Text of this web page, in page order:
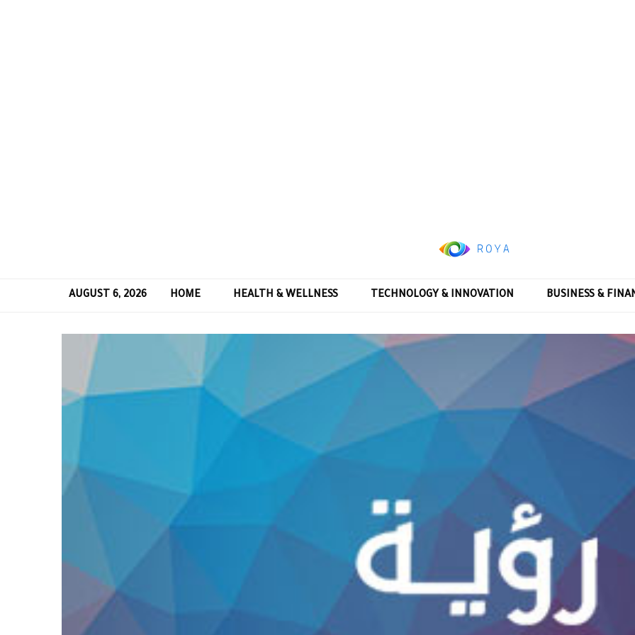
AUGUST 6, 2026 HOME HEALTH & WELLNESS TECHNOLOGY & INNOVATION BUSINESS &